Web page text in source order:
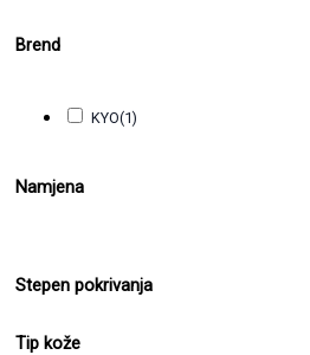
Brend
KYO(1)
Namjena
Stepen pokrivanja
Tip kože